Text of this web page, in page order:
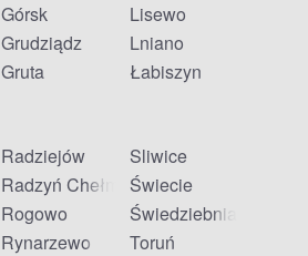
Górsk
Grudziądz
Gruta
Lisewo
Lniano
Łabiszyn
Radziejów
Radzyń Chełmiński
Rogowo
Rynarzewo
Śliwice
Świecie
Świedziebnia
Toruń